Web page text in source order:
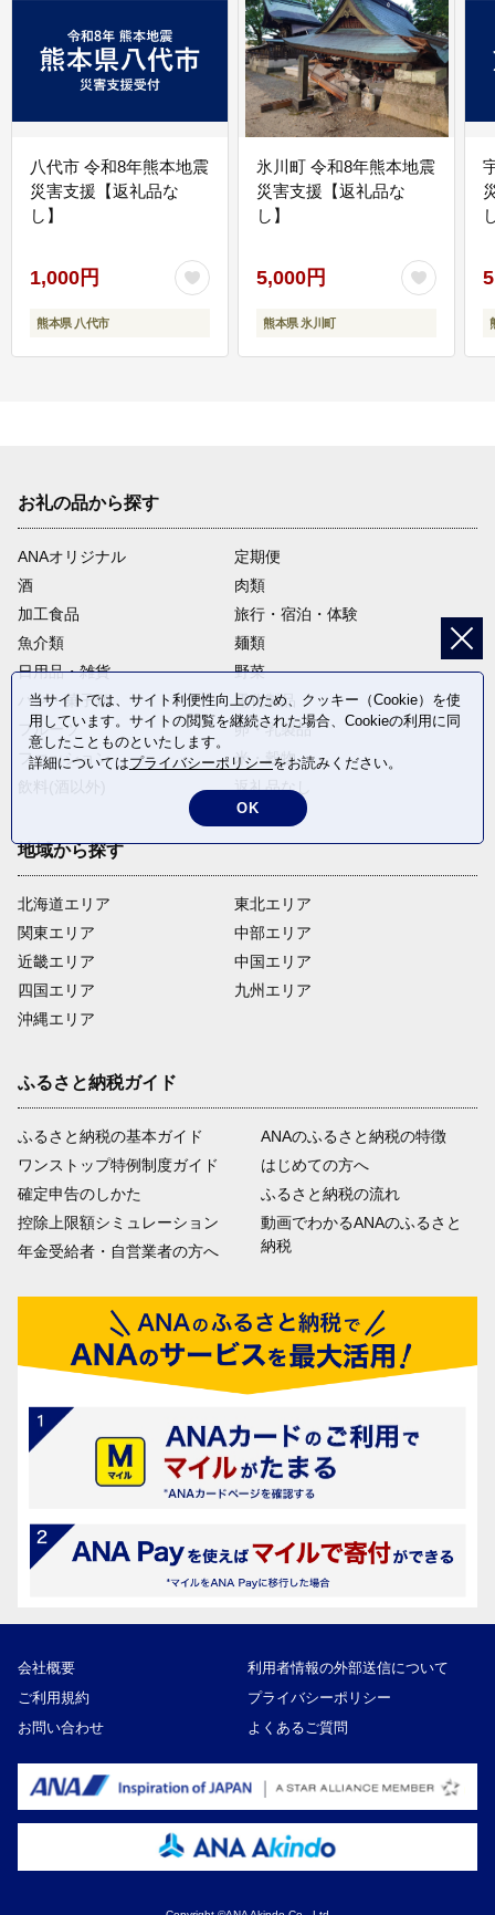
八代市 令和8年熊本地震
災害支援【返礼品な
し】
1,000円
熊本県 八代市
氷川町 令和8年熊本地震
災害支援【返礼品な
し】
5,000円
熊本県 氷川町
お礼の品から探す
ANAオリジナル
定期便
酒
肉類
加工食品
旅行・宿泊・体験
魚介類
麺類
日用品・雑貨
野菜
パン・菓子類
電化製品
フルーツ
卵・乳製品
ファッション
米・穀物
返礼品なし
地域から探す
北海道エリア
関東エリア
近畿エリア
四国エリア
沖縄エリア
東北エリア
中部エリア
中国エリア
九州エリア
ふるさと納税ガイド
ふるさと納税の基本ガイド
ワンストップ特例制度ガイド
確定申告のしかた
控除上限額シミュレーション
年金受給者・自営業者の方へ
ANAのふるさと納税の特徴
はじめての方へ
ふるさと納税の流れ
動画でわかるANAのふるさと
納税
会社概要
利用者情報の外部送信について
ご利用規約
プライバシーポリシー
お問い合わせ
よくあるご質問
当サイトでは、サイト利便性向上のため、クッキー（Cookie）を使
用しています。サイトの閲覧を継続された場合、Cookieの利用に同
意したことものといたします。
詳細についてはプライバシーポリシーをお読みください。
OK